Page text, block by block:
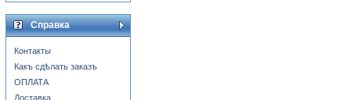
Справка
Контакты
Какъ сдѣлать заказъ
ОПЛАТА
Доставка